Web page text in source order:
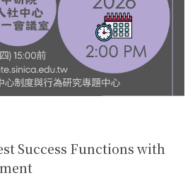
Success Functions with